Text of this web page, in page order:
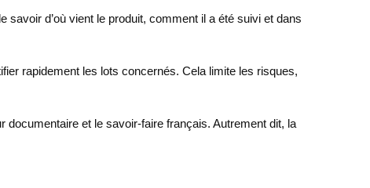
d’où vient le produit, comment il a été suivi et dans
rapidement les lots concernés. Cela limite les risques,
documentaire et le savoir-faire français. Autrement dit, la